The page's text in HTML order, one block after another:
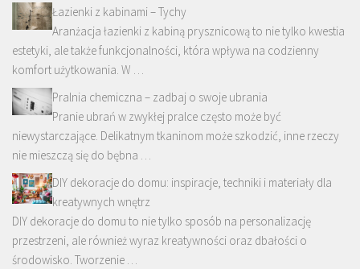
Łazienki z kabinami – Tychy
Aranżacja łazienki z kabiną prysznicową to nie tylko kwestia
estetyki, ale także funkcjonalności, która wpływa na codzienny
komfort użytkowania. W …
Pralnia chemiczna – zadbaj o swoje ubrania
Pranie ubrań w zwykłej pralce często może być
niewystarczające. Delikatnym tkaninom może szkodzić, inne rzeczy
nie mieszczą się do bębna …
DIY dekoracje do domu: inspiracje, techniki i materiały dla
kreatywnych wnętrz
DIY dekoracje do domu to nie tylko sposób na personalizację
przestrzeni, ale również wyraz kreatywności oraz dbałości o
środowisko. Tworzenie …